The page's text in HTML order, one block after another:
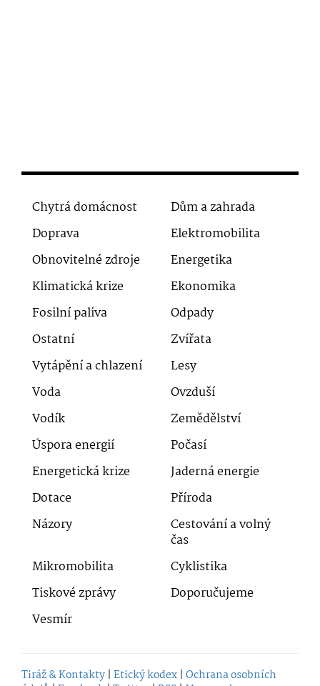
Chytrá domácnost
Dům a zahrada
Doprava
Elektromobilita
Obnovitelné zdroje
Energetika
Klimatická krize
Ekonomika
Fosilní paliva
Odpady
Ostatní
Zvířata
Vytápění a chlazení
Lesy
Voda
Ovzduší
Vodík
Zemědělství
Úspora energií
Počasí
Energetická krize
Jaderná energie
Dotace
Příroda
Názory
Cestování a volný
čas
Mikromobilita
Cyklistika
Tiskové zprávy
Doporučujeme
Vesmír
Tiráž & Kontakty | Etický kodex | Ochrana osobních